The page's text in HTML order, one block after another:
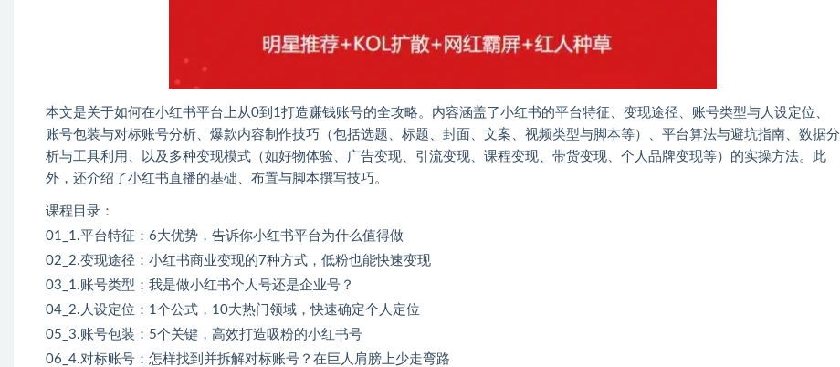
本文是关于如何在小红书平台上从0到1打造赚钱账号的全攻略。内容涵盖了小红书的平台特征、变现途径、账号类型与人设定位、
账号包装与对标账号分析、爆款内容制作技巧（包括选题、标题、封面、文案、视频类型与脚本等）、平台算法与避坑指南、数据分
析与工具利用、以及多种变现模式（如好物体验、广告变现、引流变现、课程变现、带货变现、个人品牌变现等）的实操方法。此
外，还介绍了小红书直播的基础、布置与脚本撰写技巧。
课程目录：
01_1.平台特征：6大优势，告诉你小红书平台为什么值得做
02_2.变现途径：小红书商业变现的7种方式，低粉也能快速变现
03_1.账号类型：我是做小红书个人号还是企业号？
04_2.人设定位：1个公式，10大热门领域，快速确定个人定位
05_3.账号包装：5个关键，高效打造吸粉的小红书号
06_4.对标账号：怎样找到并拆解对标账号？在巨人肩膀上少走弯路